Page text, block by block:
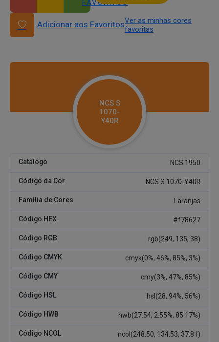
FAVORITOS
Adicionar aos FavoritosVer as minhas cores
favoritas
NCS S
1070-
Y40R
Catálogo NCS 1950
Código da Cor NCS S 1070-Y40R
Família de Cores Laranjas
Código HEX #f78627
Código RGB rgb(249, 135, 38)
Código CMYK cmyk(0%, 46%, 85%, 3%)
Código CMY cmy(3%, 47%, 85%)
Código HSL hsl(28, 94%, 56%)
Código HWB hwb(27.54, 2.55%, 85.17%)
Código NCOL ncol(248.50, 134.53, 37.81)